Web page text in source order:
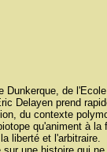
Dunkerque, de
Delayen prend
du contexte
qu'animent à
liberté et l'arbitraire.